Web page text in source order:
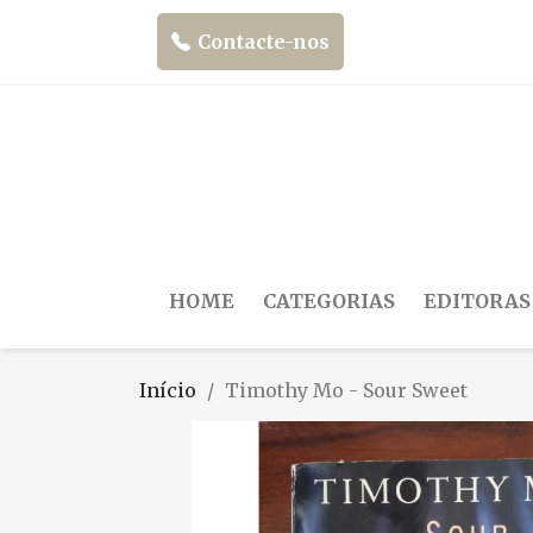
Contacte-nos
HOME CATEGORIAS EDITORAS
Início Timothy Mo - Sour Sweet